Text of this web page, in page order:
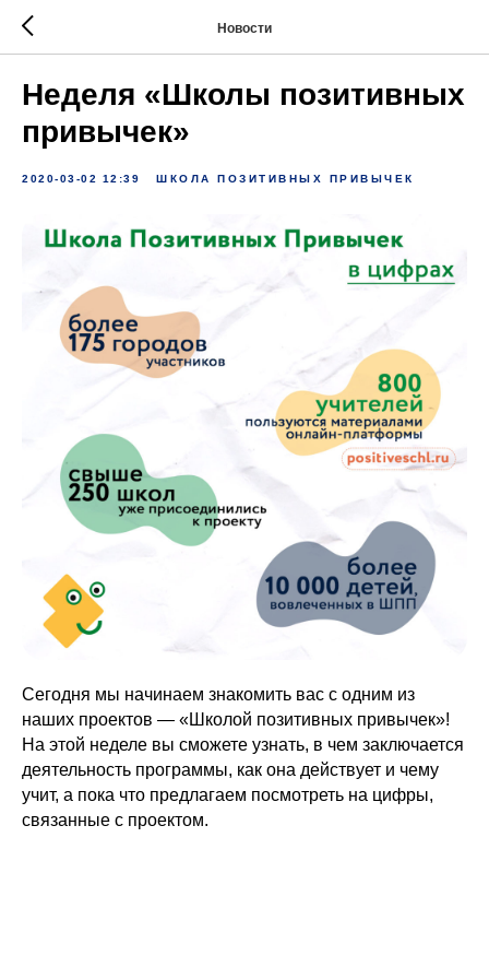
Новости
Неделя «Школы позитивных
привычек»
2020-03-02 12:39 ШКОЛА ПОЗИТИВНЫХ ПРИВЫЧЕК
Сегодня мы начинаем знакомить вас с одним из
наших проектов — «Школой позитивных привычек»!
На этой неделе вы сможете узнать, в чем заключается
деятельность программы, как она действует и чему
учит, а пока что предлагаем посмотреть на цифры,
связанные с проектом.